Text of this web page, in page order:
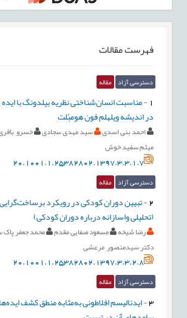
فهرست مقالات
دسترسی آزاد مقاله
-مناسبت انسان‌شناختی نظریه بیلدونگ با ایده
در اندیشه ویلهلم فون هومبُلت
احمد بنی اسدی سید مهدی سجادی
خسرو باقری
میثم سفید خوش
20.1001.1.25382802.1397.3.3.1.7
دسترسی آزاد مقاله
2
-تبیین دوران کودکی در رویکرد برساخت‌گرایی
(تحلیلی واسازانه درباره دوران کودکی)
رضا شیخه مسعود صفایی مقدم
محمد جعفر
دکتر سیدمنصور مرعشی
20.1001.1.25382802.1397.3.3.2.8
دسترسی آزاد مقاله
3
-ایدئالیسم افلاطونی به‌مثابه منطق کشف